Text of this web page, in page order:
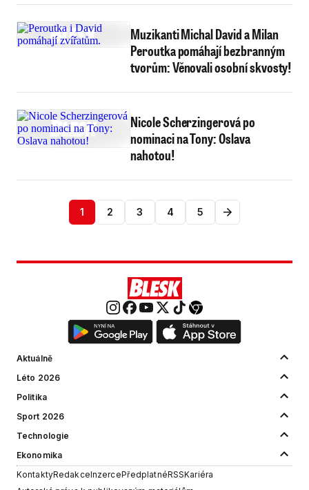
Muzikanti Michal David a Milan
Peroutka pomáhají bezbranným
tvorům: Věnovali osobní skvosty!
Nicole Scherzingerová po
nominaci na Tony: Oslava
nahotou!
1 2 3 4 5
Aktuálně
Léto 2026
Politika
Sport 2026
Technologie
Ekonomika
KontaktyRedakceInzercePředplatnéRSSKariéra